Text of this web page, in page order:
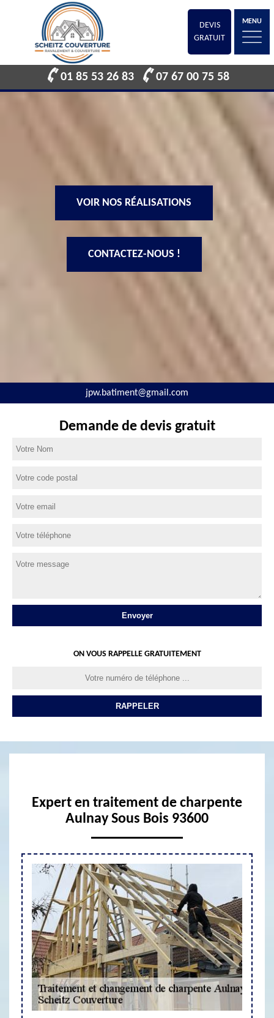
DEVIS
GRATUIT
MENU
01 85 53 26 83 07 67 00 75 58
VOIR NOS RÉALISATIONS
CONTACTEZ-NOUS !
jpw.batiment@gmail.com
Demande de devis gratuit
ON VOUS RAPPELLE GRATUITEMENT
Expert en traitement de charpente
Aulnay Sous Bois 93600